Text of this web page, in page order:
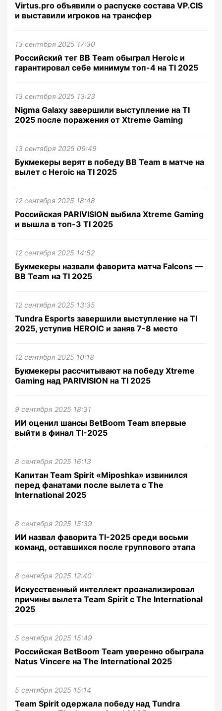
Virtus.pro объявили о распуске состава VP.CIS
и выставили игроков на трансфер
13 сентября 2025 17:30
Российский тег BB Team обыграл Heroic и
гарантировал себе минимум топ-4 на TI 2025
13 сентября 2025 13:23
Nigma Galaxy завершили выступление на TI
2025 после поражения от Xtreme Gaming
13 сентября 2025 09:49
Букмекеры верят в победу BB Team в матче на
вылет с Heroic на TI 2025
12 сентября 2025 18:48
Российская PARIVISION выбила Xtreme Gaming
и вышла в топ-3 TI 2025
12 сентября 2025 14:52
Букмекеры назвали фаворита матча Falcons —
BB Team на TI 2025
12 сентября 2025 13:35
Tundra Esports завершили выступление на TI
2025, уступив HEROIC и заняв 7-8 место
12 сентября 2025 10:18
Букмекеры рассчитывают на победу Xtreme
Gaming над PARIVISION на TI 2025
9 сентября 2025 18:31
ИИ оценил шансы BetBoom Team впервые
выйти в финал TI-2025
8 сентября 2025 16:13
Капитан Team Spirit «Miposhka» извинился
перед фанатами после вылета с The
International 2025
8 сентября 2025 15:39
ИИ назвал фаворита TI-2025 среди восьми
команд, оставшихся после группового этапа
8 сентября 2025 12:40
Искусственный интеллект проанализировал
причины вылета Team Spirit с The International
2025
5 сентября 2025 15:49
Российская BetBoom Team уверенно обыграла
Natus Vincere на The International 2025
5 сентября 2025 15:14
Team Spirit одержала победу над Tundra